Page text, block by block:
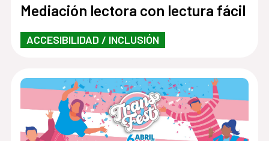
Mediación lectora con lectura fácil
ACCESIBILIDAD / INCLUSIÓN